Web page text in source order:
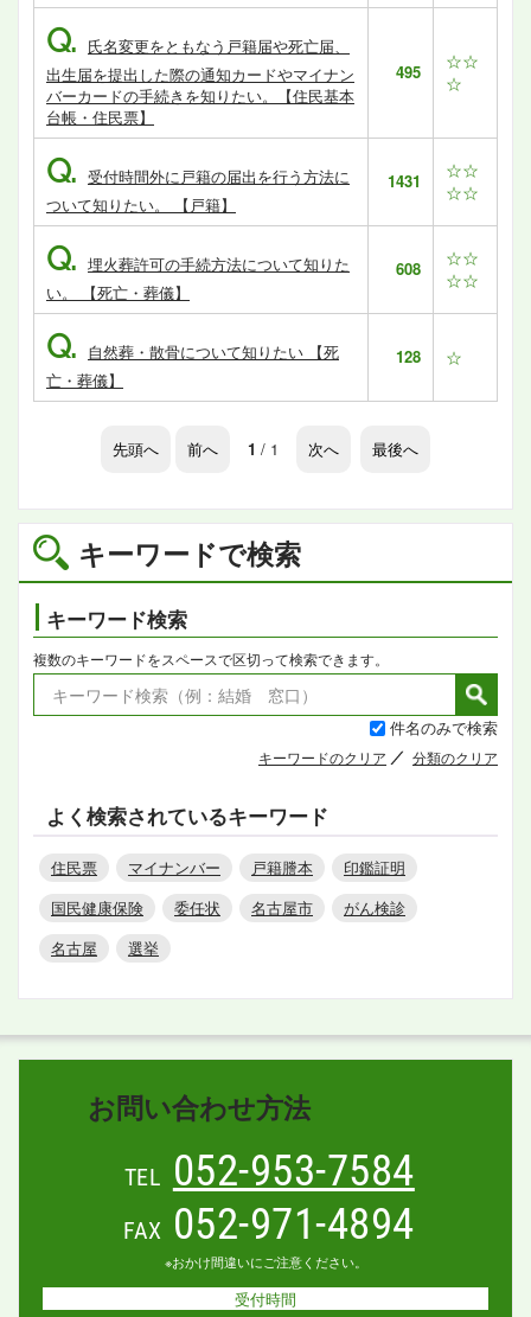
キーワードで検索
キーワード検索
複数のキーワードをスペースで区切って検索できます。
件名のみで検索
キーワードのクリア 分類のクリア
よく検索されているキーワード
住民票 マイナンバー 戸籍謄本
印鑑証明
国民健康保険
委任状 名古屋市
がん検診
名古屋
選挙
Q. 氏名変更をともなう戸籍届や死亡届、
出生届を提出した際の通知カードやマイナン
バーカードの手続きを知りたい。【住民基本
台帳・住民票】
495
☆☆
☆
Q. 受付時間外に戸籍の届出を行う方法に
ついて知りたい。 【戸籍】
1431
☆☆
☆☆
Q. 埋火葬許可の手続方法について知りた
い。 【死亡・葬儀】
608
☆☆
☆☆
Q. 自然葬・散骨について知りたい 【死
亡・葬儀】
128 ☆
先頭へ 前へ 1 / 1 次へ 最後へ
お問い合わせ方法
TEL 052-953-7584
FAX 052-971-4894
※おかけ間違いにご注意ください。
受付時間